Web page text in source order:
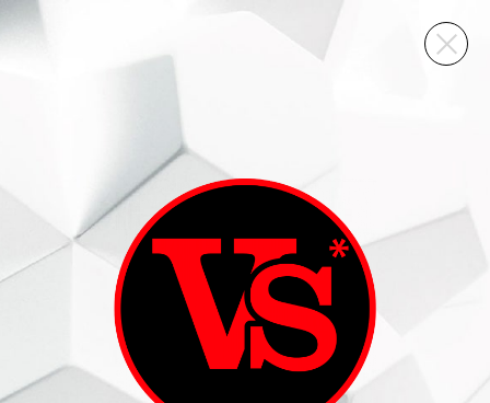
ВИННЫЙ СКЛАД